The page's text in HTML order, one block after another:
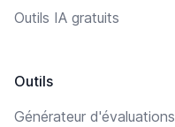
Outils IA gratuits
Outils
Générateur d'évaluations